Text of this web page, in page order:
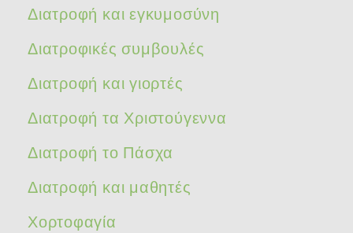
Διατροφή και εγκυμοσύνη
Διατροφικές συμβουλές
Διατροφή και γιορτές
Διατροφή τα Χριστούγεννα
Διατροφή το Πάσχα
Διατροφή και μαθητές
Χορτοφαγία